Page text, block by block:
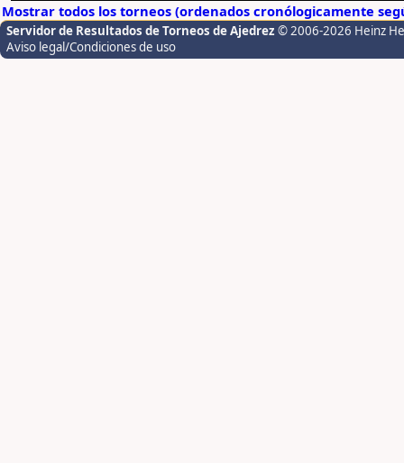
Mostrar todos los torneos (ordenados cronólogicamente
Servidor de Resultados de Torneos de Ajedrez © 2006-2026 Heinz
Aviso legal/Condiciones de uso